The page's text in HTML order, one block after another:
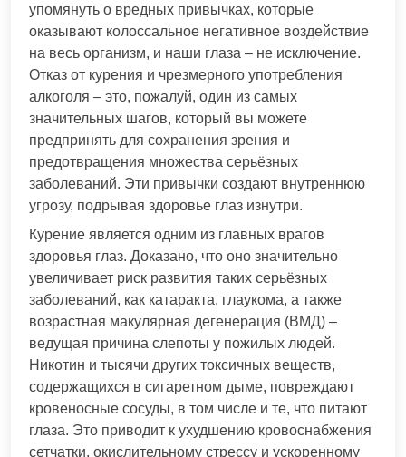
упомянуть о вредных привычках, которые
оказывают колоссальное негативное воздействие
на весь организм, и наши глаза – не исключение.
Отказ от курения и чрезмерного употребления
алкоголя – это, пожалуй, один из самых
значительных шагов, который вы можете
предпринять для сохранения зрения и
предотвращения множества серьёзных
заболеваний. Эти привычки создают внутреннюю
угрозу, подрывая здоровье глаз изнутри.
Курение является одним из главных врагов
здоровья глаз. Доказано, что оно значительно
увеличивает риск развития таких серьёзных
заболеваний, как катаракта, глаукома, а также
возрастная макулярная дегенерация (ВМД) –
ведущая причина слепоты у пожилых людей.
Никотин и тысячи других токсичных веществ,
содержащихся в сигаретном дыме, повреждают
кровеносные сосуды, в том числе и те, что питают
глаза. Это приводит к ухудшению кровоснабжения
сетчатки, окислительному стрессу и ускоренному